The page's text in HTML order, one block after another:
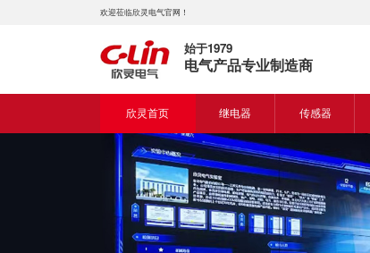
欢迎莅临欣灵电气官网！
始于1979
电气产品专业制造商
欣灵首页 继电器
时间继电器
固体继电器
传感器
接近开关
光电开关